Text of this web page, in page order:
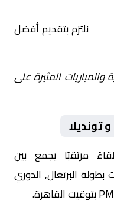
نلتزم بتقديم أفضل
المثيرة على
تونديلا
يستضيف اليوم 2026-01-25 لقاءً مرتقبًا يجمع بين
البرتغال, الدوري